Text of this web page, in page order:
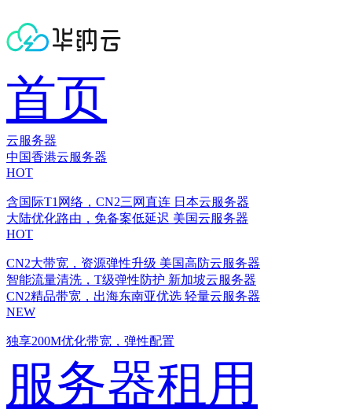
首页
云服务器
中国香港云服务器
HOT
含国际T1网络，CN2三网直连 日本云服务器
大陆优化路由，免备案低延迟 美国云服务器
HOT
CN2大带宽，资源弹性升级 美国高防云服务器
智能流量清洗，T级弹性防护 新加坡云服务器
CN2精品带宽，出海东南亚优选 轻量云服务器
NEW
独享200M优化带宽，弹性配置
服务器租用